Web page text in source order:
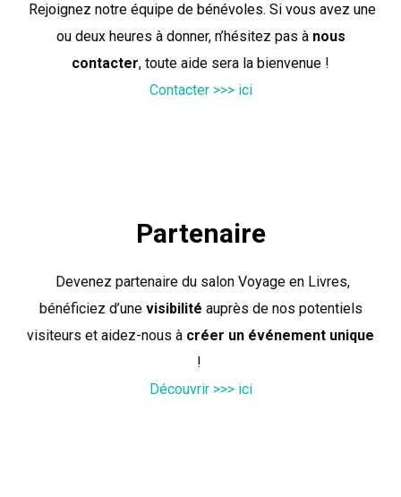
Rejoignez notre équipe de bénévoles. Si vous avez une
ou deux heures à donner, n’hésitez pas à nous
contacter, toute aide sera la bienvenue !
Contacter >>> ici
Partenaire
Devenez partenaire du salon Voyage en Livres,
bénéficiez d’une visibilité auprès de nos potentiels
visiteurs et aidez-nous à créer un événement unique
!
Découvrir >>> ici